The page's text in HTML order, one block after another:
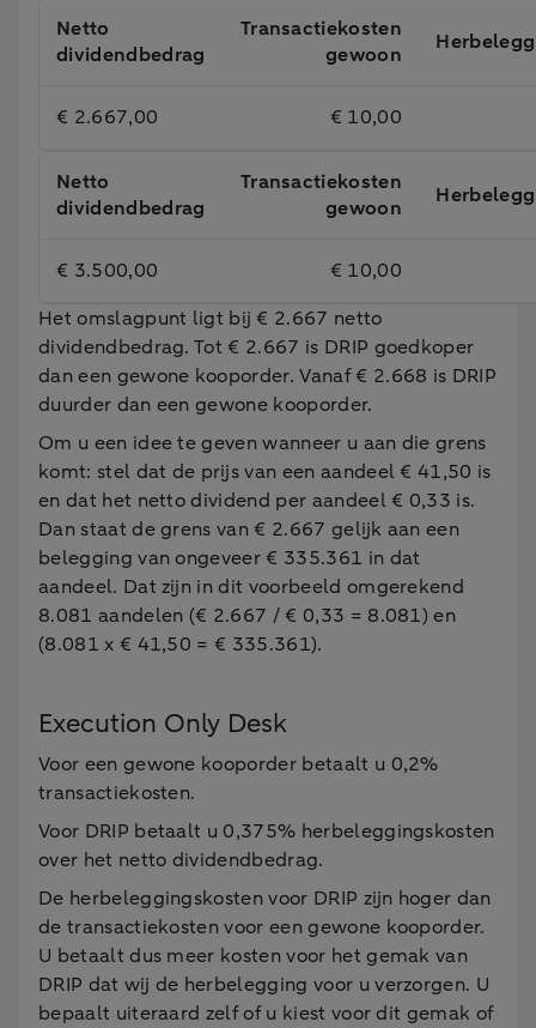
Netto
dividendbedrag
Transactiekosten
gewoon
€ 2.667,00 € 10,00
Netto
dividendbedrag
Transactiekosten
gewoon
€ 3.500,00
€ 10,00
Het omslagpunt ligt bij € 2.667 netto
dividendbedrag. Tot € 2.667 is DRIP goedkoper
dan een gewone kooporder. Vanaf € 2.668 is DRIP
duurder dan een gewone kooporder.
Om u een idee te geven wanneer u aan die grens
komt: stel dat de prijs van een aandeel € 41,50 is
en dat het netto dividend per aandeel € 0,33 is.
Dan staat de grens van € 2.667 gelijk aan een
belegging van ongeveer € 335.361 in dat
aandeel. Dat zijn in dit voorbeeld omgerekend
8.081 aandelen (€ 2.667 / € 0,33 = 8.081) en
(8.081 x € 41,50 = € 335.361).
Execution Only Desk
Voor een gewone kooporder betaalt u 0,2%
transactiekosten.
Voor DRIP betaalt u 0,375% herbeleggingskosten
over het netto dividendbedrag.
De herbeleggingskosten voor DRIP zijn hoger dan
de transactiekosten voor een gewone kooporder.
U betaalt dus meer kosten voor het gemak van
DRIP dat wij de herbelegging voor u verzorgen. U
bepaalt uiteraard zelf of u kiest voor dit gemak of